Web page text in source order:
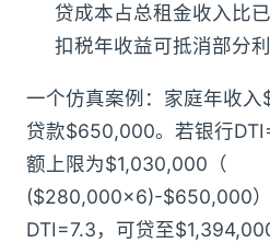
贷成本占总租金收入比
扣税年收益可抵消部分利
一个仿真案例：家庭年收
贷款$650,000。若银行
额上限为$1,030,000（
($280,000×6)-$650,000
DTI=7.3，可贷至